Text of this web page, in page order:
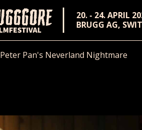
20. - 24. APRIL
BRUGG AG,
Peter Pan's Neverland Nightmare